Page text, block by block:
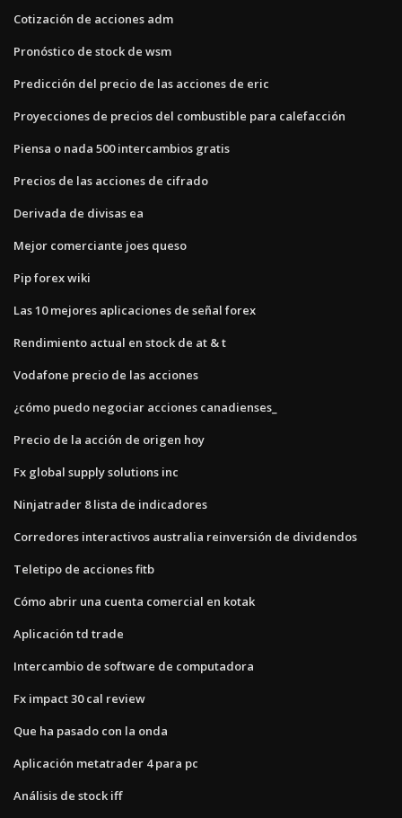
Cotización de acciones adm
Pronóstico de stock de wsm
Predicción del precio de las acciones de eric
Proyecciones de precios del combustible para calefacción
Piensa o nada 500 intercambios gratis
Precios de las acciones de cifrado
Derivada de divisas ea
Mejor comerciante joes queso
Pip forex wiki
Las 10 mejores aplicaciones de señal forex
Rendimiento actual en stock de at & t
Vodafone precio de las acciones
¿cómo puedo negociar acciones canadienses_
Precio de la acción de origen hoy
Fx global supply solutions inc
Ninjatrader 8 lista de indicadores
Corredores interactivos australia reinversión de dividendos
Teletipo de acciones fitb
Cómo abrir una cuenta comercial en kotak
Aplicación td trade
Intercambio de software de computadora
Fx impact 30 cal review
Que ha pasado con la onda
Aplicación metatrader 4 para pc
Análisis de stock iff